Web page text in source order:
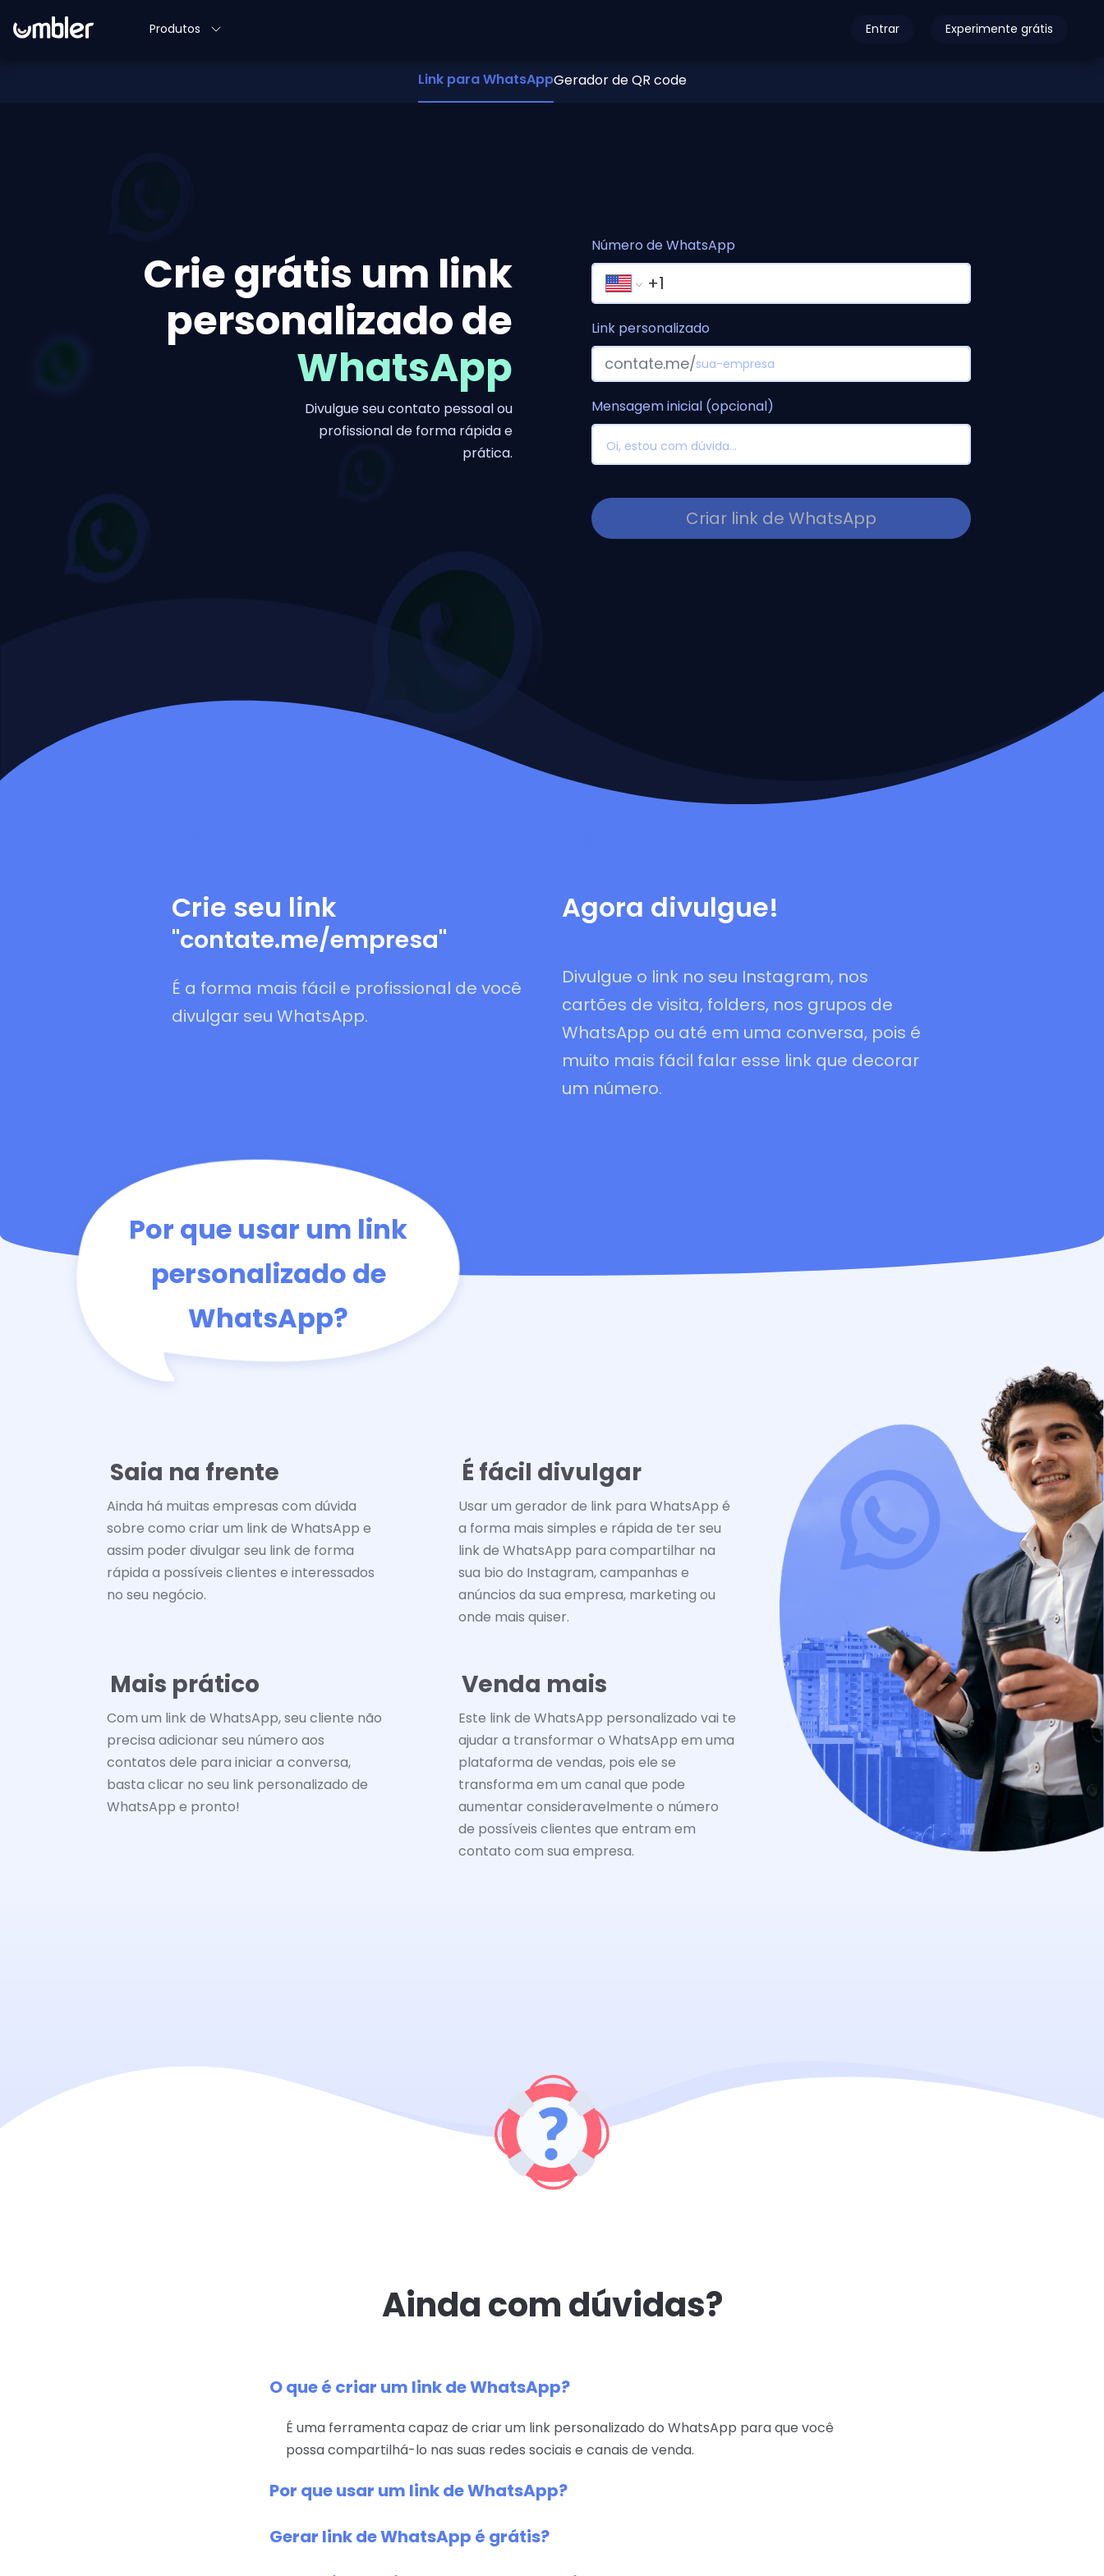
Produtos Entrar Experimente grátis
Link para WhatsAppGerador de QR code
Crie grátis um link
personalizado de
WhatsApp
Divulgue seu contato pessoal ou
profissional de forma rápida e
prática.
Número de WhatsApp
Link personalizado
contate.me/
Mensagem inicial (opcional)
Criar link de WhatsApp
Crie seu link
"contate.me/empresa"
É a forma mais fácil e profissional de você
divulgar seu WhatsApp.
Agora divulgue!
Divulgue o link no seu Instagram, nos
cartões de visita, folders, nos grupos de
WhatsApp ou até em uma conversa, pois é
muito mais fácil falar esse link que decorar
um número.
Por que usar um link
personalizado de
WhatsApp?
Saia na frente
Ainda há muitas empresas com dúvida
sobre como criar um link de WhatsApp e
assim poder divulgar seu link de forma
rápida a possíveis clientes e interessados
no seu negócio.
É fácil divulgar
Usar um gerador de link para WhatsApp é
a forma mais simples e rápida de ter seu
link de WhatsApp para compartilhar na
sua bio do Instagram, campanhas e
anúncios da sua empresa, marketing ou
onde mais quiser.
Mais prático
Com um link de WhatsApp, seu cliente não
precisa adicionar seu número aos
contatos dele para iniciar a conversa,
basta clicar no seu link personalizado de
WhatsApp e pronto!
Venda mais
Este link de WhatsApp personalizado vai te
ajudar a transformar o WhatsApp em uma
plataforma de vendas, pois ele se
transforma em um canal que pode
aumentar consideravelmente o número
de possíveis clientes que entram em
contato com sua empresa.
Ainda com dúvidas?
O que é criar um link de WhatsApp?
É uma ferramenta capaz de criar um link personalizado do WhatsApp para que você
possa compartilhá-lo nas suas redes sociais e canais de venda.
Por que usar um link de WhatsApp?
Gerar link de WhatsApp é grátis?